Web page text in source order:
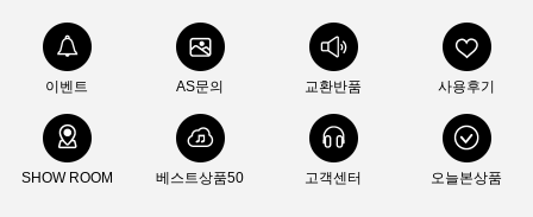
이벤트 AS문의 교환반품 사용후기
SHOW ROOM 베스트상품50 고객센터 오늘본상품